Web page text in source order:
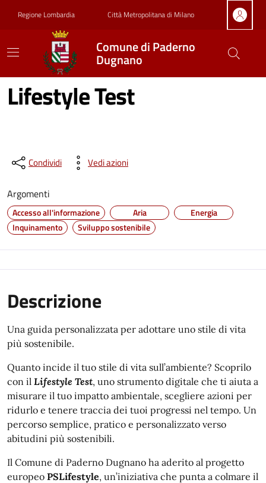
Regione Lombardia Città Metropolitana di Milano
Comune di Paderno
Dugnano
Lifestyle Test
Condividi Vedi azioni
Argomenti
Accesso all'informazione Aria
Energia
Inquinamento
Sviluppo sostenibile
Descrizione
Una guida personalizzata per adottare uno stile di vita
più sostenibile.
Quanto incide il tuo stile di vita sull’ambiente? Scoprilo
con il Lifestyle Test, uno strumento digitale che ti aiuta a
misurare il tuo impatto ambientale, scegliere azioni per
ridurlo e tenere traccia dei tuoi progressi nel tempo. Un
percorso semplice, pratico e personalizzato verso
abitudini più sostenibili.
Il Comune di Paderno Dugnano ha aderito al progetto
europeo PSLifestyle, un’iniziativa che punta a colmare il